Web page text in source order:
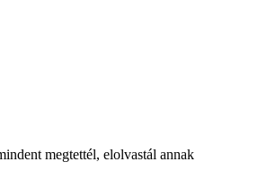
megtettél, elolvastál annak